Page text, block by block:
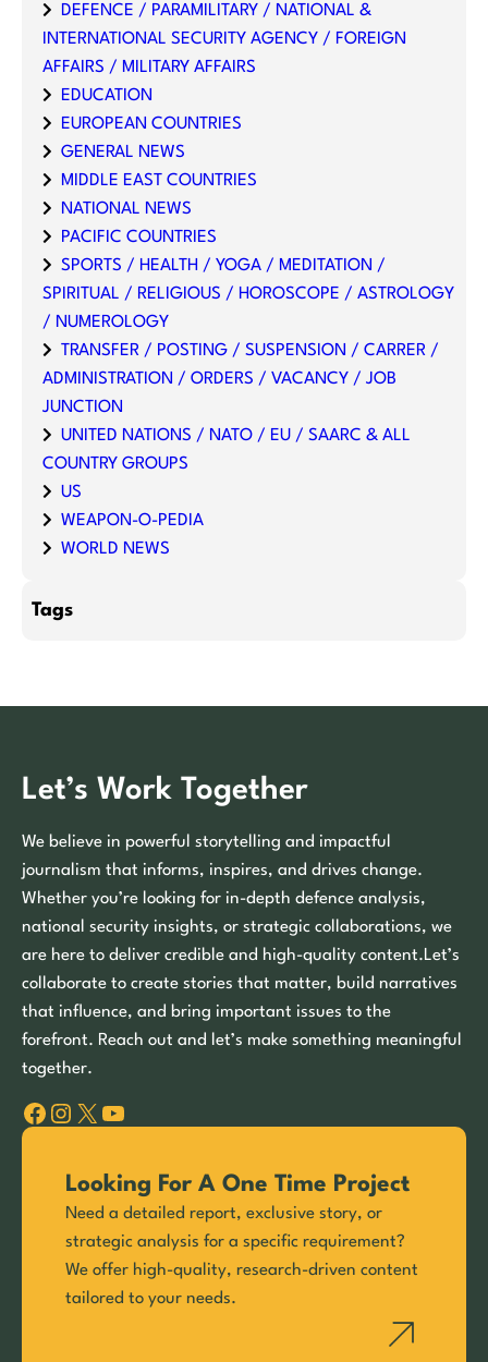
DEFENCE / PARAMILITARY / NATIONAL &
INTERNATIONAL SECURITY AGENCY / FOREIGN
AFFAIRS / MILITARY AFFAIRS
EDUCATION
EUROPEAN COUNTRIES
GENERAL NEWS
MIDDLE EAST COUNTRIES
NATIONAL NEWS
PACIFIC COUNTRIES
SPORTS / HEALTH / YOGA / MEDITATION /
SPIRITUAL / RELIGIOUS / HOROSCOPE / ASTROLOGY
/ NUMEROLOGY
TRANSFER / POSTING / SUSPENSION / CARRER /
ADMINISTRATION / ORDERS / VACANCY / JOB
JUNCTION
UNITED NATIONS / NATO / EU / SAARC & ALL
COUNTRY GROUPS
US
WEAPON-O-PEDIA
WORLD NEWS
Tags
Let’s Work Together
We believe in powerful storytelling and impactful
journalism that informs, inspires, and drives change.
Whether you’re looking for in-depth defence analysis,
national security insights, or strategic collaborations, we
are here to deliver credible and high-quality content.Let’s
collaborate to create stories that matter, build narratives
that influence, and bring important issues to the
forefront. Reach out and let’s make something meaningful
together.
Facebook Instagram X YouTube
Looking For A One Time Project
Need a detailed report, exclusive story, or
strategic analysis for a specific requirement?
We offer high-quality, research-driven content
tailored to your needs.